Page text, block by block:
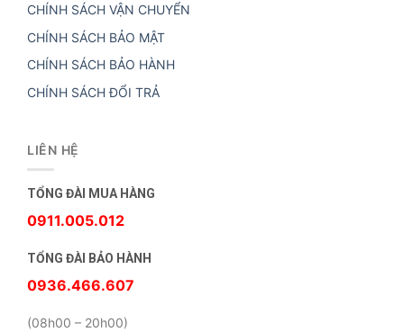
CHÍNH SÁCH VẬN CHUYỂN
CHÍNH SÁCH BẢO MẬT
CHÍNH SÁCH BẢO HÀNH
CHÍNH SÁCH ĐỔI TRẢ
LIÊN HỆ
TỔNG ĐÀI MUA HÀNG
0911.005.012
TỔNG ĐÀI BẢO HÀNH
0936.466.607
(08h00 – 20h00)